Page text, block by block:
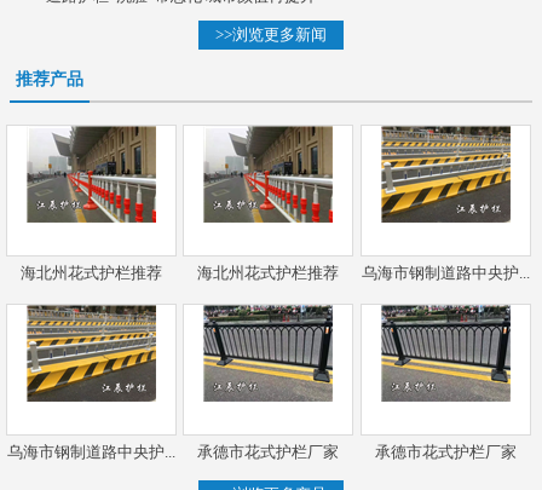
>>浏览更多新闻
推荐产品
海北州花式护栏推荐 海北州花式护栏推荐 乌海市钢制道路中央护...
乌海市钢制道路中央护... 承德市花式护栏厂家 承德市花式护栏厂家